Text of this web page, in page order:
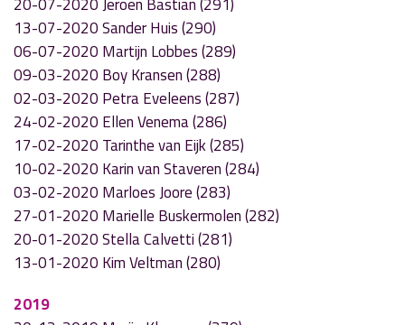
20-07-2020 Jeroen Bastian (291)
13-07-2020 Sander Huis (290)
06-07-2020 Martijn Lobbes (289)
09-03-2020 Boy Kransen (288)
02-03-2020 Petra Eveleens (287)
24-02-2020 Ellen Venema (286)
17-02-2020 Tarinthe van Eijk (285)
10-02-2020 Karin van Staveren (284)
03-02-2020 Marloes Joore (283)
27-01-2020 Marielle Buskermolen (282)
20-01-2020 Stella Calvetti (281)
13-01-2020 Kim Veltman (280)
2019